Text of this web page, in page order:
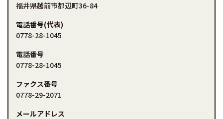
福井県越前市都辺町36-84
電話番号(代表)
0778-28-1045
電話番号
0778-28-1045
ファクス番号
0778-29-2071
メールアドレス